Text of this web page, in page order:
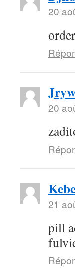
20
20
21
pill